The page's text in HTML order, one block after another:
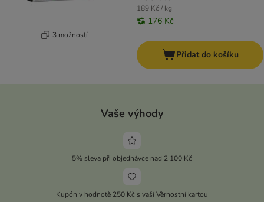
3 možností
189 Kč / kg
176 Kč
Přidat do košíku
Vaše výhody
5% sleva při objednávce nad 2 100 Kč
Kupón v hodnotě 250 Kč s vaší Věrnostní kartou